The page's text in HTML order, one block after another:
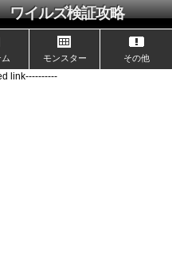
イルズ検証攻略
モンスター その他
link----------